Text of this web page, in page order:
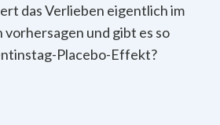
das Verlieben eigentlich im
vorhersagen und gibt es so
Placebo-Effekt?